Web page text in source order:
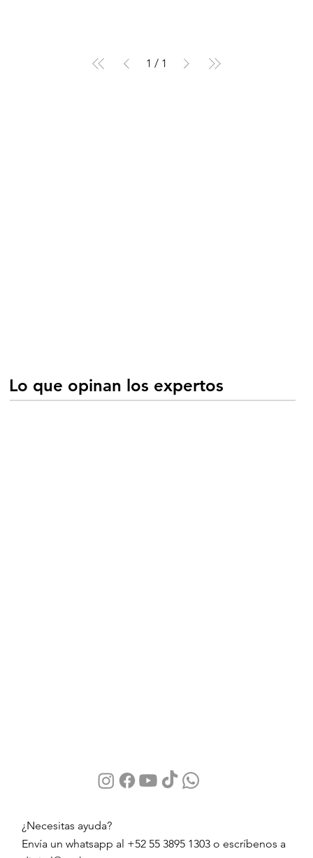
Lo que opinan los expertos
1 / 1
¿Necesitas ayuda?
Envía un whatsapp al +52 55 3895 1303 o escríbenos a